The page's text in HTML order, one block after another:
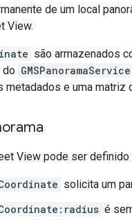
de um local
View.
são armazenados
do GMSPanoramaService
e uma matriz
View pode ser definido
solicita um
é